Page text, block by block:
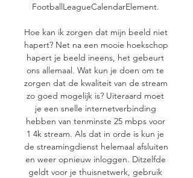
FootballLeagueCalendarElement.
Hoe kan ik zorgen dat mijn beeld niet
hapert? Net na een mooie hoekschop
hapert je beeld ineens, het gebeurt
ons allemaal. Wat kun je doen om te
zorgen dat de kwaliteit van de stream
zo goed mogelijk is? Uiteraard moet
je een snelle internetverbinding
hebben van tenminste 25 mbps voor
1 4k stream. Als dat in orde is kun je
de streamingdienst helemaal afsluiten
en weer opnieuw inloggen. Ditzelfde
geldt voor je thuisnetwerk, gebruik